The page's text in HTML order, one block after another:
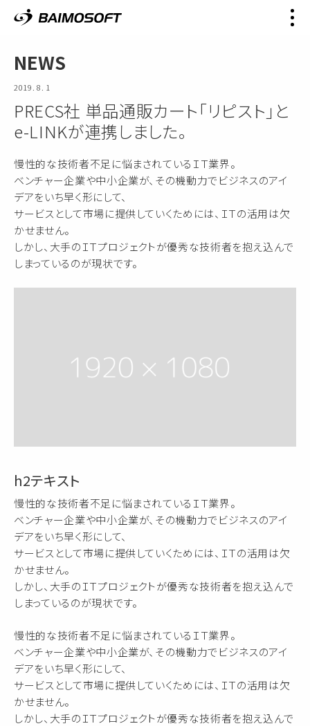
NEWS
2019. 8. 1
PRECS社 単品通販カート「リピスト」と
e-LINKが連携しました。
慢性的な技術者不足に悩まされているＩＴ業界。
ベンチャー企業や中小企業が、その機動力でビジネスのアイ
デアをいち早く形にして、
サービスとして市場に提供していくためには、ＩＴの活用は欠
かせません。
しかし、大手のＩＴプロジェクトが優秀な技術者を抱え込んで
しまっているのが現状です。
h2テキスト
慢性的な技術者不足に悩まされているＩＴ業界。
ベンチャー企業や中小企業が、その機動力でビジネスのアイ
デアをいち早く形にして、
サービスとして市場に提供していくためには、ＩＴの活用は欠
かせません。
しかし、大手のＩＴプロジェクトが優秀な技術者を抱え込んで
しまっているのが現状です。
慢性的な技術者不足に悩まされているＩＴ業界。
ベンチャー企業や中小企業が、その機動力でビジネスのアイ
デアをいち早く形にして、
サービスとして市場に提供していくためには、ＩＴの活用は欠
かせません。
しかし、大手のＩＴプロジェクトが優秀な技術者を抱え込んで